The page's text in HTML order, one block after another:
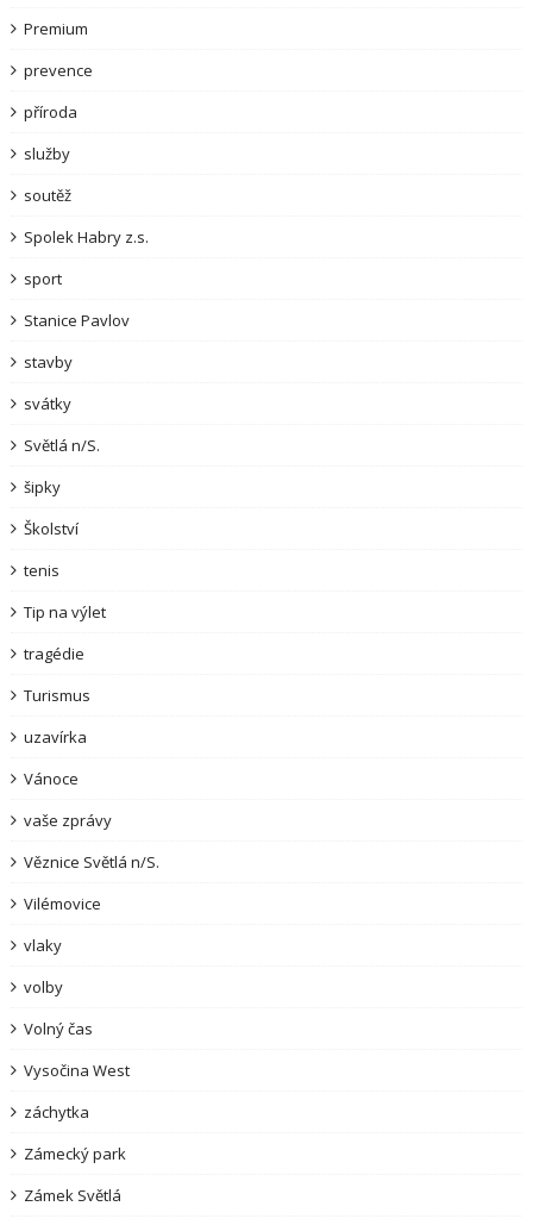
Premium
prevence
příroda
služby
soutěž
Spolek Habry z.s.
sport
Stanice Pavlov
stavby
svátky
Světlá n/S.
šipky
Školství
tenis
Tip na výlet
tragédie
Turismus
uzavírka
Vánoce
vaše zprávy
Věznice Světlá n/S.
Vilémovice
vlaky
volby
Volný čas
Vysočina West
záchytka
Zámecký park
Zámek Světlá